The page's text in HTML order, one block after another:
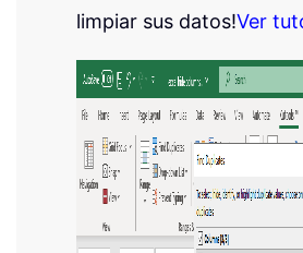
limpiar sus datos!Ver